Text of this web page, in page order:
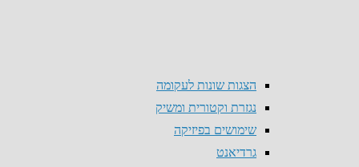
הצגות שונות לעקומה
נגזרת וקטורית ומשיק
שימושים בפיזיקה
גרדיאנט